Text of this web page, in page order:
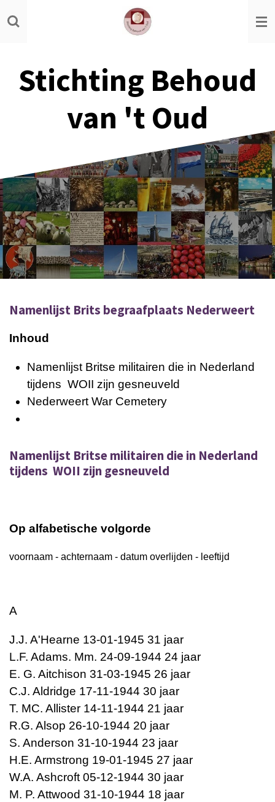
Ga
direct
hoofdinhoud
Stichting Behoud
van 't Oud
Namenlijst Brits begraafplaats Nederweert
Inhoud
Namenlijst Britse militairen die in Nederland
tijdens WOII zijn gesneuveld
Nederweert War Cemetery
Namenlijst Britse militairen die in Nederland
tijdens WOII zijn gesneuveld
Op alfabetische volgorde
voornaam - achternaam - datum overlijden - leeftijd
A
J.J. A'Hearne 13-01-1945 31 jaar
L.F. Adams. Mm. 24-09-1944 24 jaar
E. G. Aitchison 31-03-1945 26 jaar
C.J. Aldridge 17-11-1944 30 jaar
T. MC. Allister 14-11-1944 21 jaar
R.G. Alsop 26-10-1944 20 jaar
S. Anderson 31-10-1944 23 jaar
H.E. Armstrong 19-01-1945 27 jaar
W.A. Ashcroft 05-12-1944 30 jaar
M. P. Attwood 31-10-1944 18 jaar